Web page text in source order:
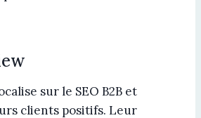
sur le SEO B2B et
clients positifs. Leur